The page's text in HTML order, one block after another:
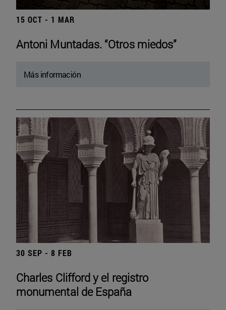
15 OCT - 1 MAR
Antoni Muntadas. “Otros miedos”
Más información
30 SEP - 8 FEB
Charles Clifford y el registro
monumental de España